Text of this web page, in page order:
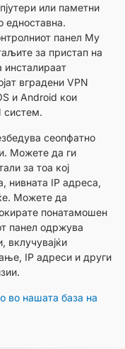
или паметни
едноставна.
панел My
за пристап на
вградени VPN
и Android кои
систем.
сеопфатно
Можете да ги
за тоа кој
нивната IP адреса,
Можете да
понатамошен
панел одржува
вклучувајќи
IP адреси и други
во нашата база на